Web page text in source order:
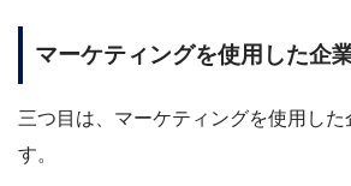
マーケティングを使用した企
三つ目は、マーケティングを使用し
す。